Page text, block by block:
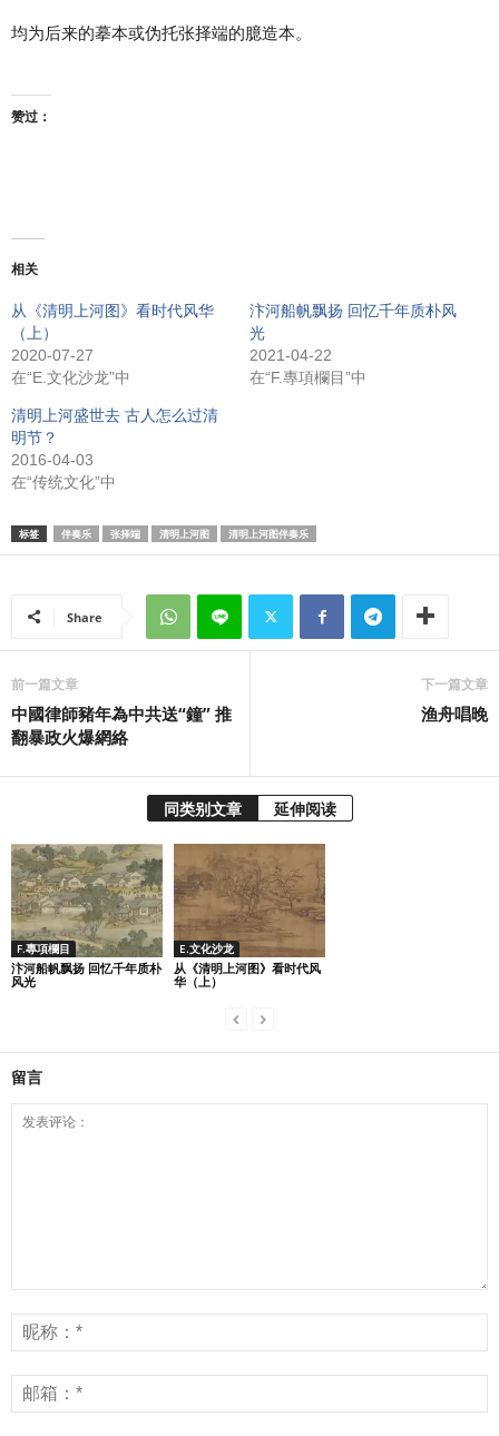
均为后来的摹本或伪托张择端的臆造本。
赞过：
相关
从《清明上河图》看时代风华
（上）
2020-07-27
在“E.文化沙龙”中
汴河船帆飘扬 回忆千年质朴风
光
2021-04-22
在“F.專項欄目”中
清明上河盛世去 古人怎么过清
明节？
2016-04-03
在“传统文化”中
标签 伴奏乐 张择端 清明上河图 清明上河图伴奏乐
Share
前一篇文章
中國律師豬年為中共送“鐘” 推
翻暴政火爆網絡
下一篇文章
渔舟唱晚
同类别文章 延伸阅读
F.專項欄目
汴河船帆飘扬 回忆千年质朴
风光
E.文化沙龙
从《清明上河图》看时代风
华（上）
留言